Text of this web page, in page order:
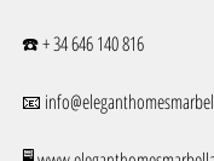
☎️ + 34 646 140 816
📧